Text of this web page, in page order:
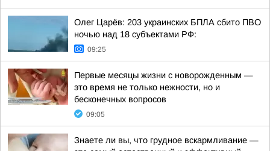
Олег Царёв: 203 украинских БПЛА сбито ПВО
ночью над 18 субъектами РФ:
09:25
Первые месяцы жизни с новорожденным —
это время не только нежности, но и
бесконечных вопросов
09:05
Знаете ли вы, что грудное вскармливание —